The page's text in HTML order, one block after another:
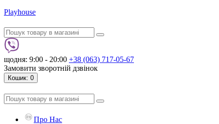
Playhouse
щодня: 9:00 - 20:00 +38 (063) 717-05-67
Замовити зворотній дзвінок
Кошик: 0
Про Нас